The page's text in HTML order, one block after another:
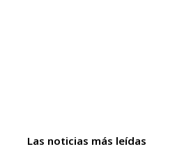
Las noticias más leídas